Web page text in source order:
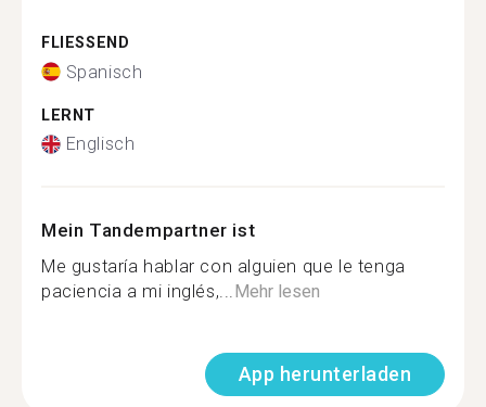
FLIESSEND
Spanisch
LERNT
Englisch
Mein Tandempartner ist
Me gustaría hablar con alguien que le tenga
paciencia a mi inglés,...Mehr lesen
App herunterladen